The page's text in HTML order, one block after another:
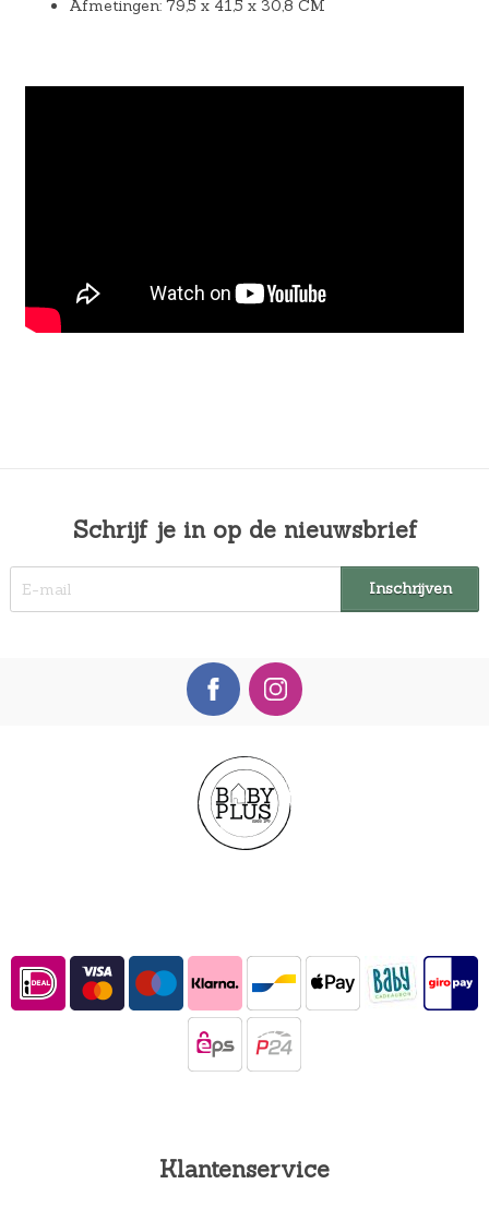
Afmetingen: 79,5 x 41,5 x 30,8 CM
Schrijf je in op de nieuwsbrief
Klantenservice